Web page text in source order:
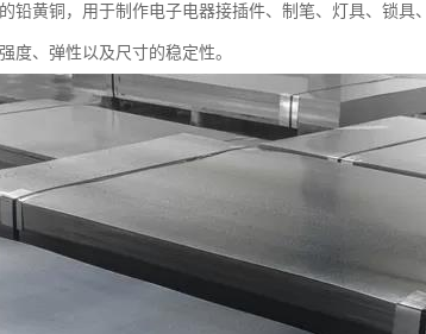
铅黄铜，用于制作电子电器接插件、制笔、灯具、锁具
度、弹性以及尺寸的稳定性。